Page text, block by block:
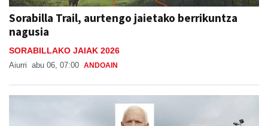
Sorabilla Trail, aurtengo jaietako berrikuntza
nagusia
SORABILLAKO JAIAK 2026
Aiurri abu 06, 07:00 ANDOAIN